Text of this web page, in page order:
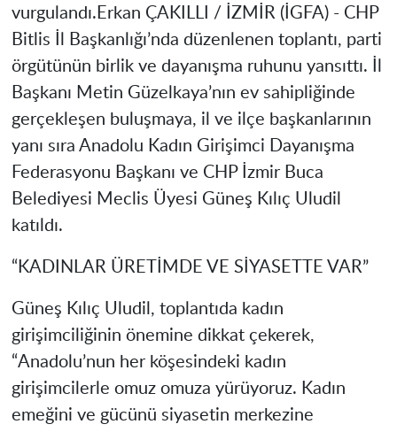
vurgulandı. Erkan ÇAKILLI / İZMİR (İGFA) - CHP
Bitlis İl Başkanlığı’nda düzenlenen toplantı, parti
örgütünün birlik ve dayanışma ruhunu yansıttı. İl
Başkanı Metin Güzelkaya’nın ev sahipliğinde
gerçekleşen buluşmaya, il ve ilçe başkanlarının
yanı sıra Anadolu Kadın Girişimci Dayanışma
Federasyonu Başkanı ve CHP İzmir Buca
Belediyesi Meclis Üyesi Güneş Kılıç Uludil
katıldı.
“KADINLAR ÜRETİMDE VE SİYASETTE VAR”
Güneş Kılıç Uludil, toplantıda kadın
girişimciliğinin önemine dikkat çekerek,
“Anadolu’nun her köşesindeki kadın
girişimcilerle omuz omuza yürüyoruz. Kadın
emeğini ve gücünü siyasetin merkezine